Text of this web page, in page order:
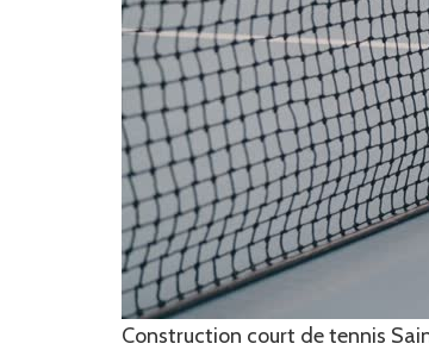
Construction court de tennis